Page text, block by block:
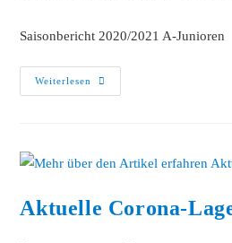
Saisonbericht 2020/2021 A-Junioren
Weiterlesen
Aktuelle Corona-